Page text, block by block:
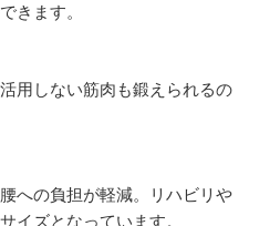
きます。
用しない筋肉も鍛えられるの
への負担が軽減。リハビリや
イズとなっています。